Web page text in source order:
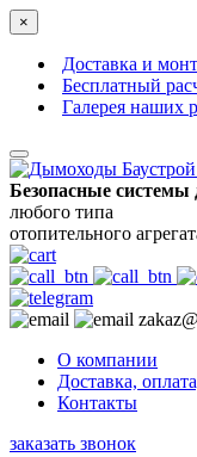
×
Доставка и
Бесплатный
Галерея наших
Безопасные системы
любого типа
отопительного
О компании
Доставка,
Контакты
заказать звонок